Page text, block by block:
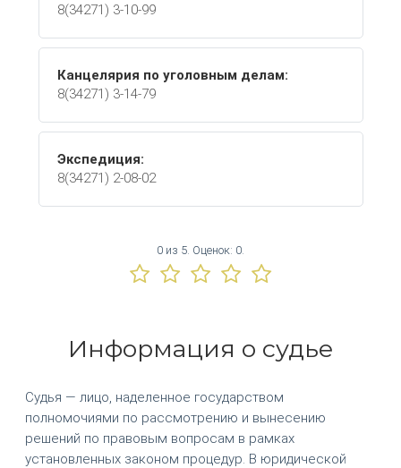
8(34271) 3-10-99
Канцелярия по уголовным делам:
8(34271) 3-14-79
Экспедиция:
8(34271) 2-08-02
0 из 5. Оценок: 0
Информация о судье
Судья — лицо, наделенное государством
полномочиями по рассмотрению и вынесению
решений по правовым вопросам в рамках
установленных законом процедур. В юридической